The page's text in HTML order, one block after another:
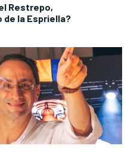
Restrepo,
la Espriella?